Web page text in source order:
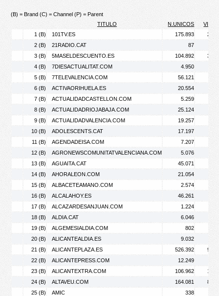
(B) = Brand (C) = Channel (P) = Parent
TITULO
N.UNICOS
1 (B)
101TV.ES 175.893
2 (B)
21RADIO.CAT 87
3 (B)
5MASELDESCUENTO.ES 104.892
4 (B)
7DIESACTUALITAT.COM 4.950
5 (B)
7TELEVALENCIA.COM 56.121
6 (B)
ACTIVAORIHUELA.ES 20.554
7 (B)
ACTUALIDADCASTELLON.COM 5.259
8 (B)
ACTUALIDADRIOJABAJA.COM 25.124
9 (B)
ACTUALIDADVALENCIA.COM 19.257
10 (B)
ADOLESCENTS.CAT 17.197
11 (B)
AGENDADEISA.COM 7.207
12 (B)
AGRONEWSCOMUNITATVALENCIANA.COM 5.076
13 (B)
AGUAITA.CAT 45.071
14 (B)
AHORALEON.COM 21.054
15 (B)
ALBACETEAMANO.COM 2.574
16 (B)
ALCALAHOY.ES 46.261
17 (B)
ALCAZARDESANJUAN.COM 1.224
18 (B)
ALDIA.CAT 6.046
19 (B)
ALGEMESIALDIA.COM 802
20 (B)
ALICANTEALDIA.ES 9.032
21 (B)
ALICANTEPLAZA.ES 526.392
22 (B)
ALICANTEPRESS.COM 12.249
23 (B)
ALICANTEXTRA.COM 106.962
24 (B)
ALTAVEU.COM 164.081
25 (B)
AMIC 338